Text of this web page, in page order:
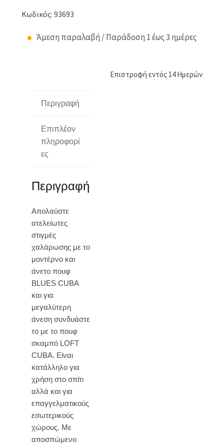
Κωδικός: 93693
Άμεση παραλαβή / Παράδοση 1 έως 3 ημέρες
Επιστροφή εντός 14 Ημερών
Περιγραφή
Επιπλέον
πληροφορί
ες
Περιγραφή
Απολαύστε
ατελείωτες
στιγμές
χαλάρωσης με το
μοντέρνο και
άνετο πουφ
BLUES CUBA
και για
μεγαλύτερη
άνεση συνδυάστε
το με το πουφ
σκαμπό LOFT
CUBA. Είναι
κατάλληλο για
χρήση στο σπίτι
αλλά και για
επαγγελματικούς
εσωτερικούς
χώρους. Με
αποσπώμενο